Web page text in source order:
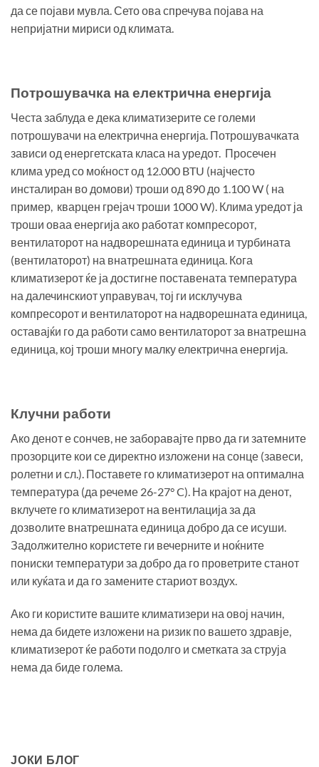
да се појави мувла. Сето ова спречува појава на
непријатни мириси од климата.
Потрошувачка на електрична енергија
Честа заблуда е дека климатизерите се големи
потрошувачи на електрична енергија. Потрошувачката
зависи од енергетската класа на уредот. Просечен
клима уред со моќност од 12.000 BTU (најчесто
инсталиран во домови) троши од 890 до 1.100 W ( на
пример, кварцен грејач троши 1000 W). Клима уредот ја
троши оваа енергија ако работат компресорот,
вентилаторот на надворешната единица и турбината
(вентилаторот) на внатрешната единица. Кога
климатизерот ќе ја достигне поставената температура
на далечинскиот управувач, тој ги исклучува
компресорот и вентилаторот на надворешната единица,
оставајќи го да работи само вентилаторот за внатрешна
единица, кој троши многу малку електрична енергија.
Клучни работи
Ако денот е сончев, не заборавајте прво да ги затемните
прозорците кои се директно изложени на сонце (завеси,
ролетни и сл.). Поставете го климатизерот на оптимална
температура (да речеме 26-27° C). На крајот на денот,
вклучете го климатизерот на вентилација за да
дозволите внатрешната единица добро да се исуши.
Задолжително користете ги вечерните и ноќните
пониски температури за добро да го проветрите станот
или куќата и да го замените стариот воздух.
Ако ги користите вашите климатизери на овој начин,
нема да бидете изложени на ризик по вашето здравје,
климатизерот ќе работи подолго и сметката за струја
нема да биде голема.
ЈОКИ БЛОГ